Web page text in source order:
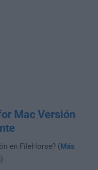
Mac Versión
en FileHorse? (Más
)